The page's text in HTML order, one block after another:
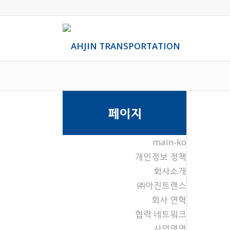
페이지
main-ko
개인정보 정책
회사소개
㈜아진트랜스
회사 연혁
협력 네트워크